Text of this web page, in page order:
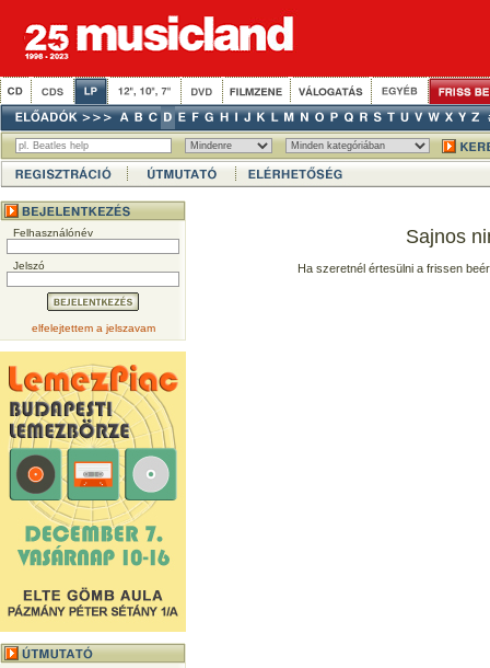
Felhasználónév
Jelszó
elfelejtettem a jelszavam
Sajnos
Ha szeretnél értesülni a frissen